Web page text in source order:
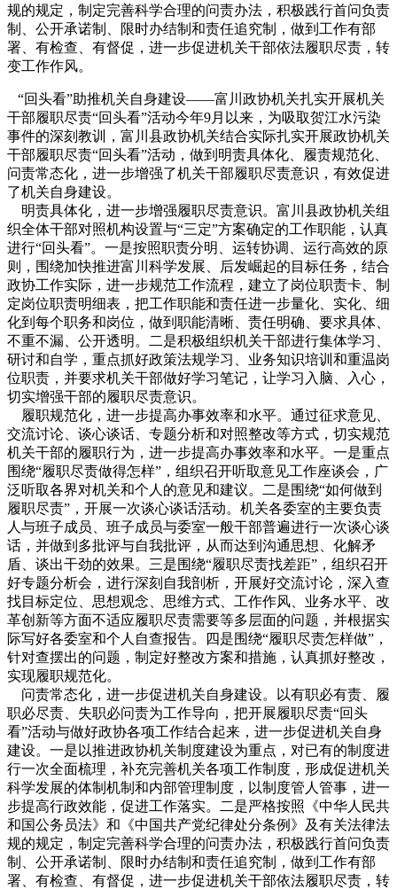
规的规定，制定完善科学合理的问责办法，积极践行首问负责
制、公开承诺制、限时办结制和责任追究制，做到工作有部
署、有检查、有督促，进一步促进机关干部依法履职尽责，转
变工作作风。
“回头看”助推机关自身建设——富川政协机关扎实开展机关
干部履职尽责“回头看”活动今年9月以来，为吸取贺江水污染
事件的深刻教训，富川县政协机关结合实际扎实开展政协机关
干部履职尽责“回头看”活动，做到明责具体化、履责规范化、
问责常态化，进一步增强了机关干部履职尽责意识，有效促进
了机关自身建设。
明责具体化，进一步增强履职尽责意识。富川县政协机关组
织全体干部对照机构设置与“三定”方案确定的工作职能，认真
进行“回头看”。一是按照职责分明、运转协调、运行高效的原
则，围绕加快推进富川科学发展、后发崛起的目标任务，结合
政协工作实际，进一步规范工作流程，建立了岗位职责卡、制
定岗位职责明细表，把工作职能和责任进一步量化、实化、细
化到每个职务和岗位，做到职能清晰、责任明确、要求具体、
不重不漏、公开透明。二是积极组织机关干部进行集体学习、
研讨和自学，重点抓好政策法规学习、业务知识培训和重温岗
位职责，并要求机关干部做好学习笔记，让学习入脑、入心，
切实增强干部的履职尽责意识。
履职规范化，进一步提高办事效率和水平。通过征求意见、
交流讨论、谈心谈话、专题分析和对照整改等方式，切实规范
机关干部的履职行为，进一步提高办事效率和水平。一是重点
围绕“履职尽责做得怎样”，组织召开听取意见工作座谈会，广
泛听取各界对机关和个人的意见和建议。二是围绕“如何做到
履职尽责”，开展一次谈心谈话活动。机关各委室的主要负责
人与班子成员、班子成员与委室一般干部普遍进行一次谈心谈
话，并做到多批评与自我批评，从而达到沟通思想、化解矛
盾、谈出干劲的效果。三是围绕“履职尽责找差距”，组织召开
好专题分析会，进行深刻自我剖析，开展好交流讨论，深入查
找目标定位、思想观念、思维方式、工作作风、业务水平、改
革创新等方面不适应履职尽责需要等多层面的问题，并根据实
际写好各委室和个人自查报告。四是围绕“履职尽责怎样做”，
针对查摆出的问题，制定好整改方案和措施，认真抓好整改，
实现履职规范化。
问责常态化，进一步促进机关自身建设。以有职必有责、履
职必尽责、失职必问责为工作导向，把开展履职尽责“回头
看”活动与做好政协各项工作结合起来，进一步促进机关自身
建设。一是以推进政协机关制度建设为重点，对已有的制度进
行一次全面梳理，补充完善机关各项工作制度，形成促进机关
科学发展的体制机制和内部管理制度，以制度管人管事，进一
步提高行政效能，促进工作落实。二是严格按照《中华人民共
和国公务员法》和《中国共产党纪律处分条例》及有关法律法
规的规定，制定完善科学合理的问责办法，积极践行首问负责
制、公开承诺制、限时办结制和责任追究制，做到工作有部
署、有检查、有督促，进一步促进机关干部依法履职尽责，转